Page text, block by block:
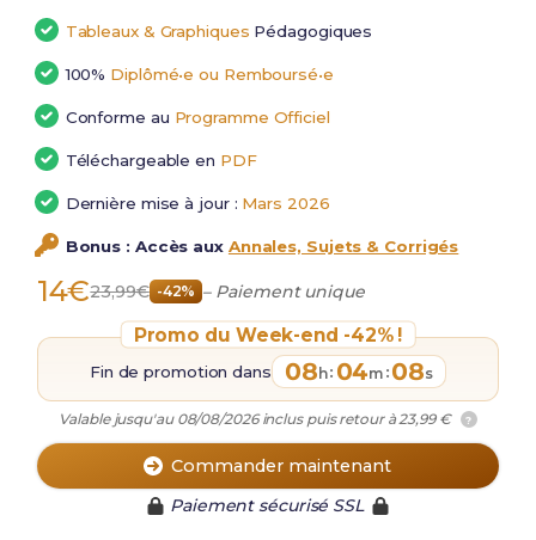
Tableaux & Graphiques Pédagogiques
100% Diplômé•e ou Remboursé•e
Conforme au Programme Officiel
Téléchargeable en PDF
Dernière mise à jour : Mars 2026
Bonus : Accès aux Annales, Sujets & Corrigés
14€23,99€ -42% – Paiement unique
Promo du Week-end -42% !
Fin de promotion dans 08 h: 04m :07s
Valable jusqu'au 08/08/2026 inclus puis retour à 23,99 € ?
Commander maintenant
Paiement sécurisé SSL